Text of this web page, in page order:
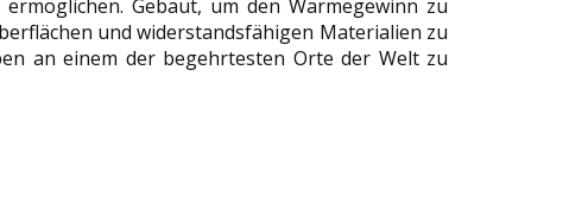
Gebaut, um den Wärmegewinn zu
und widerstandsfähigen Materialien zu
an einem der begehrtesten Orte der Welt zu